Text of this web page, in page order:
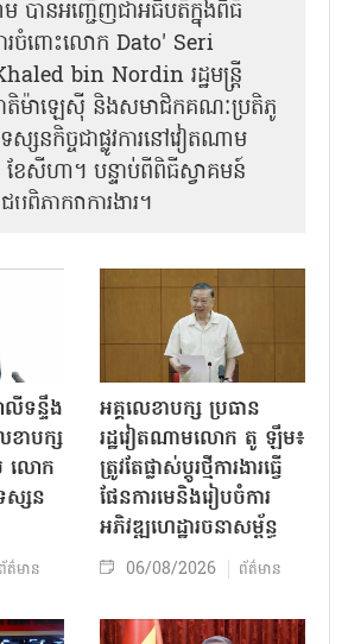
បានអញ្ជើញជាអធិបតីក្នុងពិធី
ារ​ចំពោះលោក Dato' Seri
bin Nordin រដ្ឋមន្ត្រី
ាតិម៉ាឡេស៊ី និងសមាជិកគណៈប្រតិភូ
នកិច្ចជាផ្លូវការនៅវៀតណាម
ខែសីហា។ បន្ទាប់ពីពិធីស្វាគមន៍
ពិភាក្សាការងារ​។
លីទន្ទឹង
ខាបក្ស
លោក
សន
ព័ត៌មាន
អគ្គលេខាបក្ស ប្រធាន
រដ្ឋវៀតណាមលោក តូ ឡឹម៖
ត្រូវតែផ្លាស់ប្ដូរថ្មីការងារធ្វើ
ផែនការមេនិងរៀបចំការ
អភិវឌ្ឍហេដ្ឋារចនាសម្ព័ន្ធ
06/08/2026 ព័ត៌មាន